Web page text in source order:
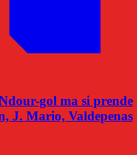
gol ma si prende
J. Mario, Valdepenas